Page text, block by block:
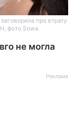
про втрату
фото Sowa
не могла
Реклама